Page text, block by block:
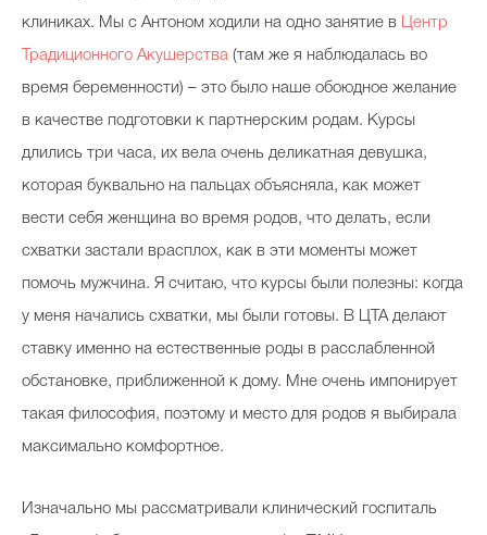
клиниках. Мы с Антоном ходили на одно занятие в Центр
Традиционного Акушерства (там же я наблюдалась во
время беременности) – это было наше обоюдное желание
в качестве подготовки к партнерским родам. Курсы
длились три часа, их вела очень деликатная девушка,
которая буквально на пальцах объясняла, как может
вести себя женщина во время родов, что делать, если
схватки застали врасплох, как в эти моменты может
помочь мужчина. Я считаю, что курсы были полезны: когда
у меня начались схватки, мы были готовы. В ЦТА делают
ставку именно на естественные роды в расслабленной
обстановке, приближенной к дому. Мне очень импонирует
такая философия, поэтому и место для родов я выбирала
максимально комфортное.
Изначально мы рассматривали клинический госпиталь